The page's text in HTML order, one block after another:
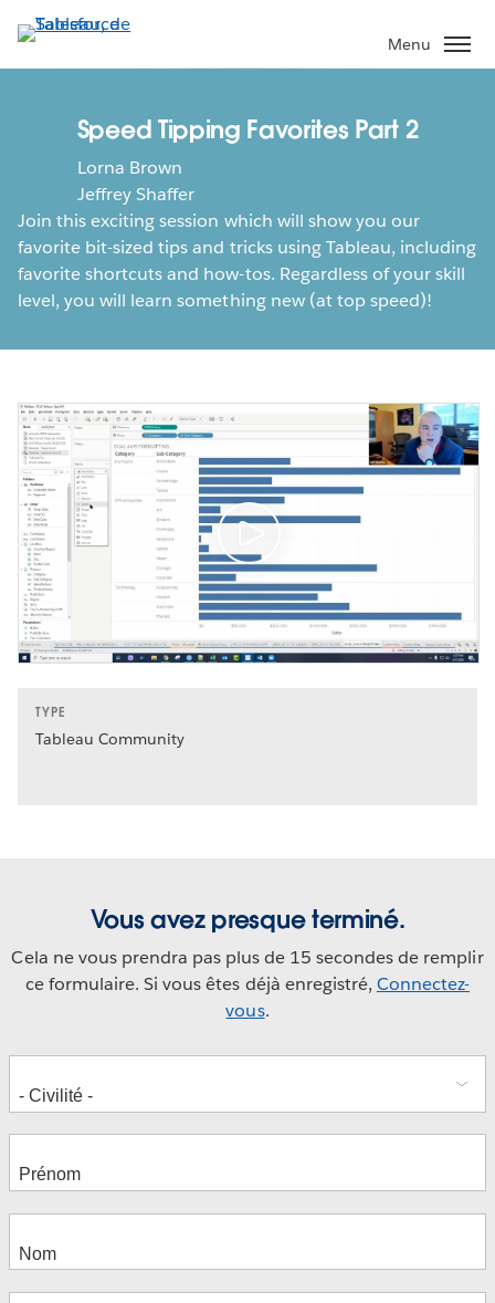
Aller
au
contenu
Menu
Speed Tipping Favorites Part 2
Lorna Brown
Jeffrey Shaffer
Join this exciting session which will show you our
favorite bit-sized tips and tricks using Tableau, including
favorite shortcuts and how-tos. Regardless of your skill
level, you will learn something new (at top speed)!
TYPE
Tableau Community
Vous avez presque terminé.
Cela ne vous prendra pas plus de 15 secondes de remplir
ce formulaire. Si vous êtes déjà enregistré, Connectez-
vous.